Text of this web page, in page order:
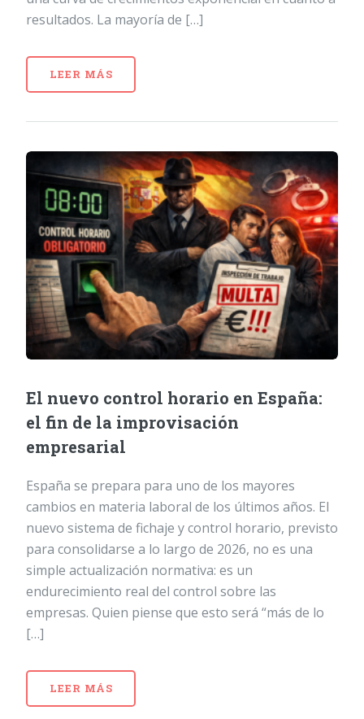
resultados. La mayoría de […]
LEER MÁS
El nuevo control horario en España:
el fin de la improvisación
empresarial
España se prepara para uno de los mayores
cambios en materia laboral de los últimos años. El
nuevo sistema de fichaje y control horario, previsto
para consolidarse a lo largo de 2026, no es una
simple actualización normativa: es un
endurecimiento real del control sobre las
empresas. Quien piense que esto será “más de lo
[…]
LEER MÁS